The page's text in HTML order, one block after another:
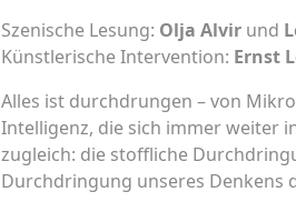
Szenische Lesung: Olja Alvir und
Künstlerische Intervention: Ernst
Alles ist durchdrungen – von
Intelligenz, die sich immer weiter
zugleich: die stoffliche
Durchdringung unseres Denkens